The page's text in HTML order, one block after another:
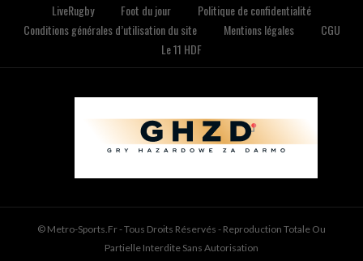
LiveRugby
Foot du jour
Politique de confidentialité
Conditions générales d’utilisation du site
Mentions légales
CGU
Le 11 HDF
© Metro-Sports.fr - Tous Droits Réservés - Reproduction Totale Ou
Partielle Interdite Sans Autorisation